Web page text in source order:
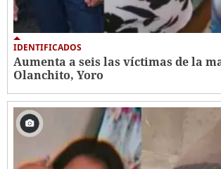
IDENTIFICADOS
Aumenta a seis las víctimas de la
Olanchito, Yoro